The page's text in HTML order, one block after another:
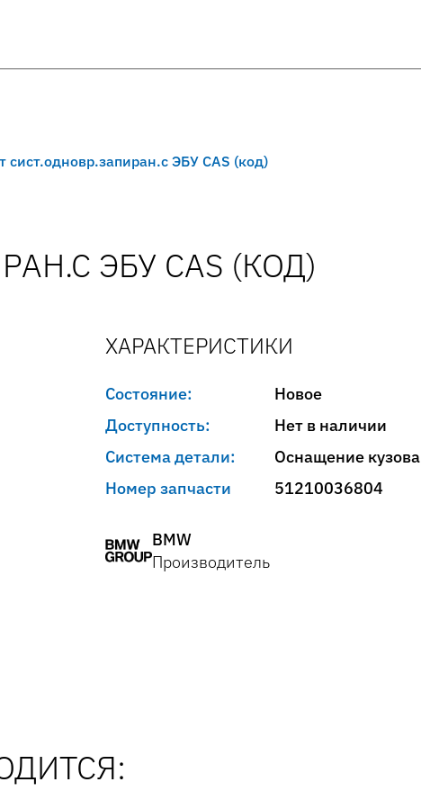
сист.одновр.запиран.с ЭБУ CAS (код)
ЭБУ CAS (КОД)
ХАРАКТЕРИСТИКИ
Состояние:
Новое
Доступность:
Нет в наличии
Система детали:
Оснащение кузова
Номер запчасти
51210036804
BMW
Производитель